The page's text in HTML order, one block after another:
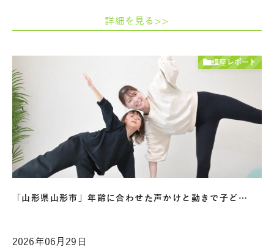
詳細を見る>>
講座レポート
「山形県山形市」年齢に合わせた声かけと動きで子ど…
2026年06月29日